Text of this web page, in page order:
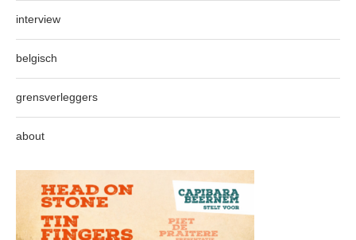
interview
belgisch
grensverleggers
about